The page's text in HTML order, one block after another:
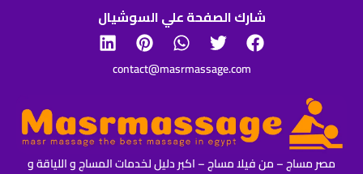
شارك الصفحة علي السوشيال
contact@masrmassage.com
مصر مساج – من فيلا مساج – اكبر دليل لخدمات المساج و اللياقة و